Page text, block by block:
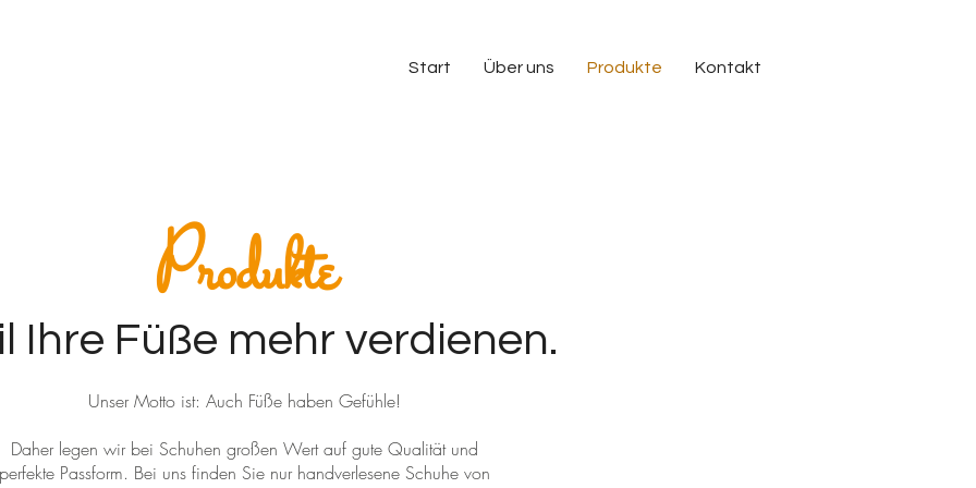
Start Über uns Produkte Kontakt
Produkte
Ihre Füße mehr verdienen.
Unser Motto ist: Auch Füße haben Gefühle!
Daher legen wir bei Schuhen großen Wert auf gute Qualität und
Passform. Bei uns finden Sie nur handverlesene Schuhe von